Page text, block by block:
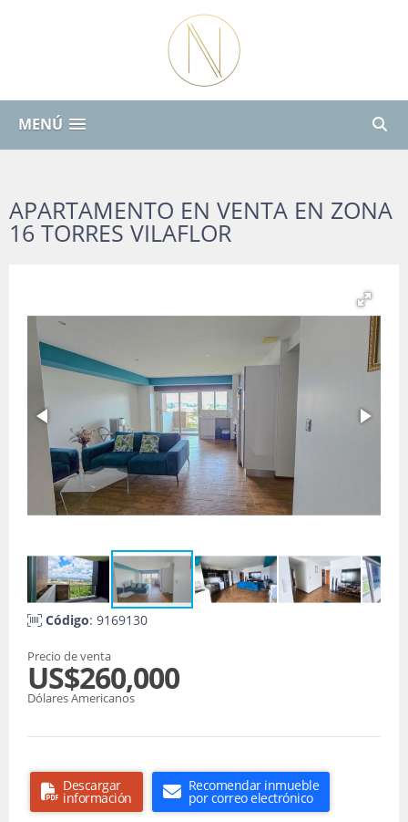
MENÚ
APARTAMENTO EN VENTA EN ZONA
16 TORRES VILAFLOR
Código: 9169130
Precio de venta
US$260,000
Dólares Americanos
Descargar
información
Recomendar inmueble
por correo electrónico